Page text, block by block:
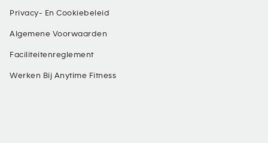
Privacy- En Cookiebeleid
Algemene Voorwaarden
Faciliteitenreglement
Werken Bij Anytime Fitness